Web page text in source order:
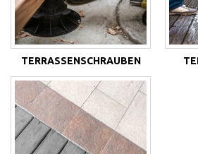
TERRASSENSCHRAUBEN